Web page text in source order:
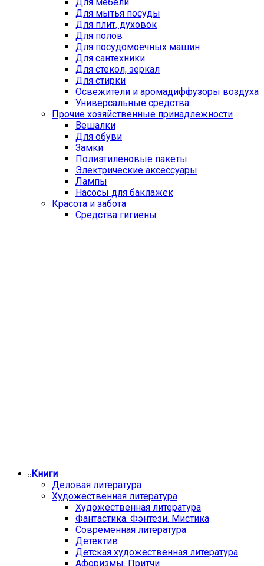
Для мебели
Для мытья посуды
Для плит, духовок
Для полов
Для посудомоечных машин
Для сантехники
Для стекол, зеркал
Для стирки
Освежители и аромадиффузоры воздуха
Универсальные средства
Прочие хозяйственные принадлежности
Вешалки
Для обуви
Замки
Полиэтиленовые пакеты
Электрические аксессуары
Лампы
Насосы для баклажек
Красота и забота
Средства гигиены
Книги
Деловая литература
Художественная литература
Художественная литература
Фантастика. Фэнтези. Мистика
Современная литература
Детектив
Детская художественная литература
Афоризмы. Притчи